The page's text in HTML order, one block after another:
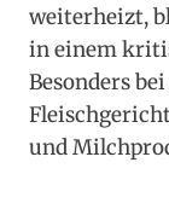
weiterheizt,
in einem
Besonders
und